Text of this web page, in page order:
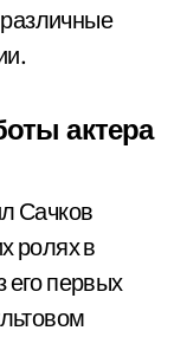
актера
Сачков
ролях в
первых